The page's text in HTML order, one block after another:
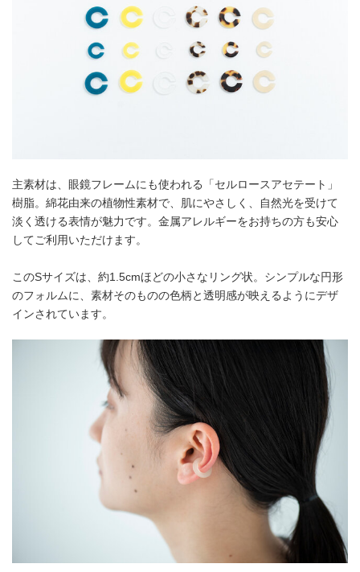
主素材は、眼鏡フレームにも使われる「セルロースアセテート」
樹脂。綿花由来の植物性素材で、肌にやさしく、自然光を受けて
淡く透ける表情が魅力です。金属アレルギーをお持ちの方も安心
してご利用いただけます。
このSサイズは、約1.5cmほどの小さなリング状。シンプルな円形
のフォルムに、素材そのものの色柄と透明感が映えるようにデザ
インされています。